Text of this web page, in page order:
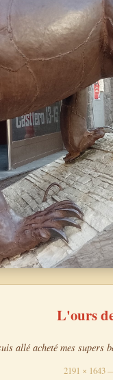
L'ours
allé acheté mes supers
2191 × 1643